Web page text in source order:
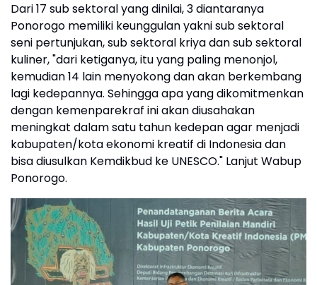
Dari 17 sub sektoral yang dinilai, 3 diantaranya
Ponorogo memiliki keunggulan yakni sub sektoral
seni pertunjukan, sub sektoral kriya dan sub sektoral
kuliner, "dari ketiganya, itu yang paling menonjol,
kemudian 14 lain menyokong dan akan berkembang
lagi kedepannya. Sehingga apa yang dikomitmenkan
dengan kemenparekraf ini akan diusahakan
meningkat dalam satu tahun kedepan agar menjadi
kabupaten/kota ekonomi kreatif di Indonesia dan
bisa diusulkan Kemdikbud ke UNESCO." Lanjut Wabup
Ponorogo.